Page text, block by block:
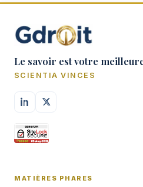
Le savoir est votre
SCIENTIA VINCES
MATIÈRES PHARES